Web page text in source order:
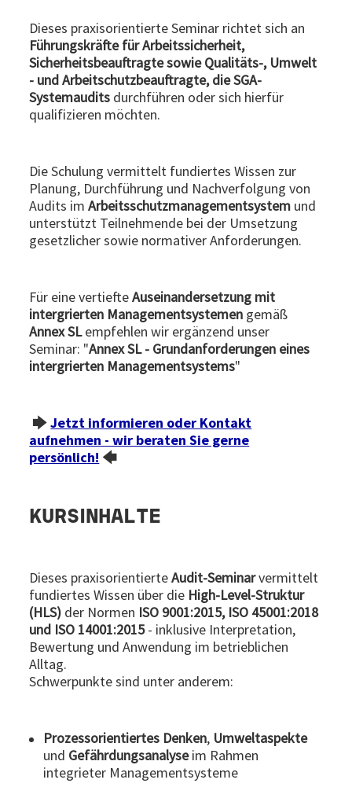
Dieses praxisorientierte Seminar richtet sich an
Führungskräfte für Arbeitssicherheit,
Sicherheitsbeauftragte sowie Qualitäts-, Umwelt
- und Arbeitschutzbeauftragte, die SGA-
Systemaudits durchführen oder sich hierfür
qualifizieren möchten.
Die Schulung vermittelt fundiertes Wissen zur
Planung, Durchführung und Nachverfolgung von
Audits imArbeitsschutzmanagementsystem und
unterstützt Teilnehmende bei der Umsetzung
gesetzlicher sowie normativer Anforderungen.
Für eine vertiefteAuseinandersetzung mit
intergrierten Managementsystemen gemäß
Annex SLempfehlen wir ergänzend unser
Seminar: "Annex SL - Grundanforderungen eines
intergrierten Managementsystems"
🡆Jetzt informieren oder Kontakt
aufnehmen - wir beraten Sie gerne
persönlich! 🡄
KURSINHALTE
Dieses praxisorientierteAudit-Seminarvermittelt
fundiertes Wissen über die High-Level-Struktur
(HLS) der Normen ISO 9001:2015, ISO 45001:2018
und ISO 14001:2015- inklusive Interpretation,
Bewertung und Anwendung im betrieblichen
Alltag.
Schwerpunkte sind unter anderem:
Prozessorientiertes Denken, Umweltaspekte
und Gefährdungsanalyseim Rahmen
integrieter Managementsysteme